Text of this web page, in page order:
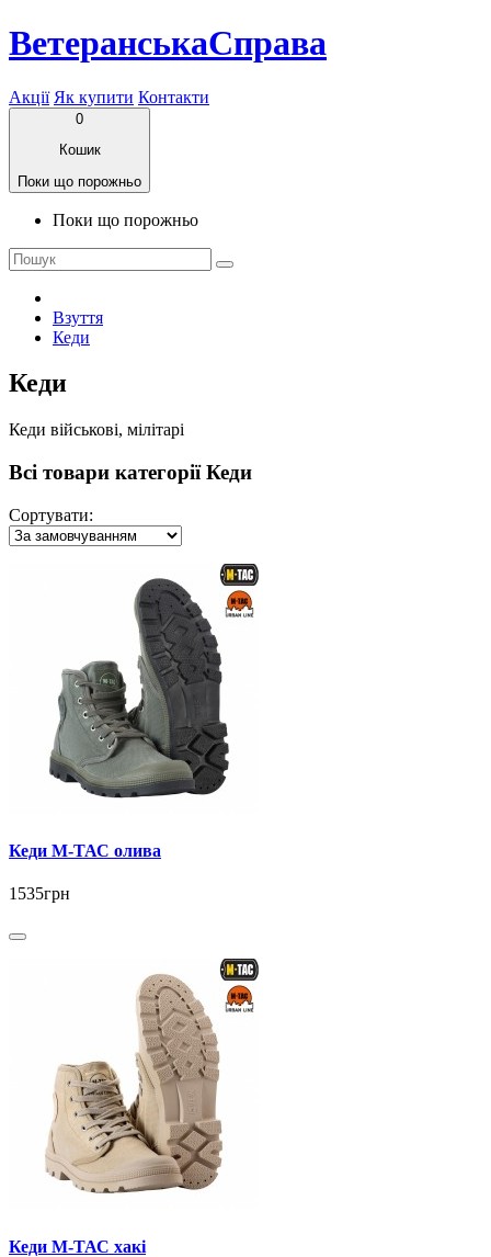
ВетеранськаСправа
Акції Як купити Контакти
0
Кошик
Поки що порожньо
Поки що порожньо
Взуття
Кеди
Кеди
Кеди військові, мілітарі
Всі товари категорії Кеди
Сортувати:
Кеди М-ТАС олива
1535грн
Кеди М-ТАС хакі